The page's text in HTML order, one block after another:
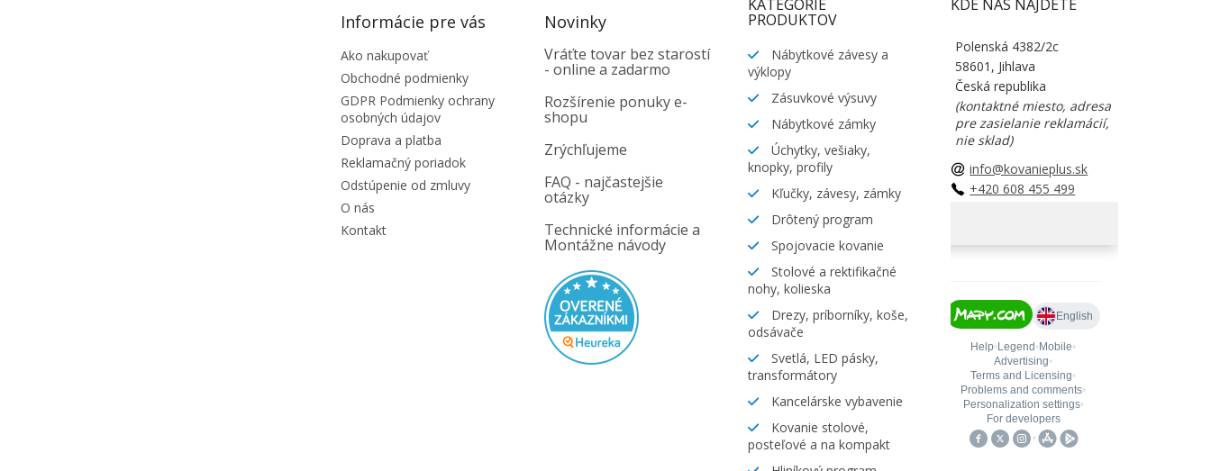
Informácie pre vás
Ako nakupovať
Obchodné podmienky
GDPR Podmienky ochrany
osobných údajov
Doprava a platba
Reklamačný poriadok
Odstúpenie od zmluvy
O nás
Kontakt
Novinky
Vráťte tovar bez starostí
- online a zadarmo
Rozšírenie ponuky e-
shopu
Zrýchľujeme
FAQ - najčastejšie
otázky
Technické informácie a
Montážne návody
KATEGÓRIE
PRODUKTOV
Nábytkové závesy a
výklopy
Zásuvkové výsuvy
Nábytkové zámky
Úchytky, vešiaky,
knopky, profily
Kľučky, závesy, zámky
Drôtený program
Spojovacie kovanie
Stolové a rektifikačné
nohy, kolieska
Drezy, príborníky, koše,
odsávače
Svetlá, LED pásky,
transformátory
Kancelárske vybavenie
Kovanie stolové,
posteľové a na kompakt
KDE NÁS NÁJDETE
Polenská 4382/2c
58601, Jihlava
Česká republika
(kontaktné miesto, adresa
pre zasielanie reklamácií,
nie sklad)
info@kovanieplus.sk
+420 608 455 499